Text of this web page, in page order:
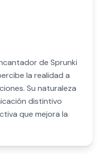
de Sprunki
la realidad a
Su naturaleza
distintivo
que mejora la